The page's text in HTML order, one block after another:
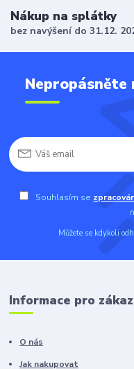
Nákup na splátky
bez navýšení do 31.12.
Nepropásněte
Souhlasím se
Můžete se kdykoli
Informace pro
O nás
Jak nakupovat